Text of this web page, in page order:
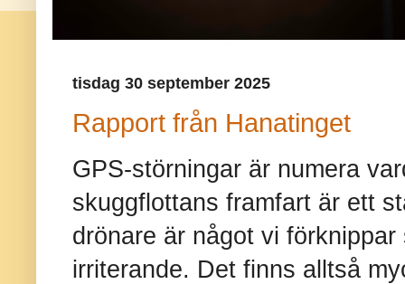
tisdag 30 september 2025
Rapport från Hanatinget
GPS-störningar är numera
skuggflottans framfart är ett
drönare är något vi
irriterande. Det finns alltså